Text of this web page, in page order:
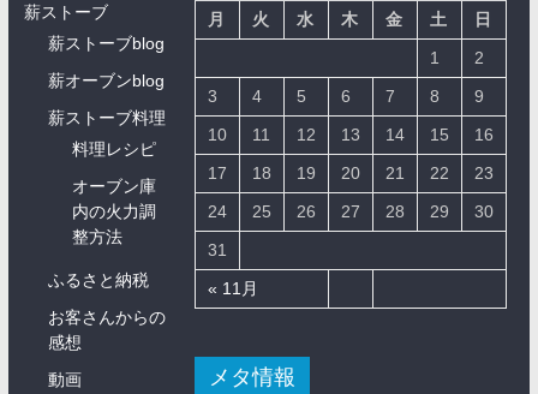
薪ストーブ
薪ストーブblog
薪オーブンblog
薪ストーブ料理
料理レシピ
オーブン庫
内の火力調
整方法
ふるさと納税
お客さんからの
感想
動画
月
火 水 木 金 土 日
« 11月
1
2
3
4 5 6 7 8
9
10
11 12 13 14 15
16
17
18 19 20 21 22
23
24
25 26 27 28 29
30
31
メタ情報